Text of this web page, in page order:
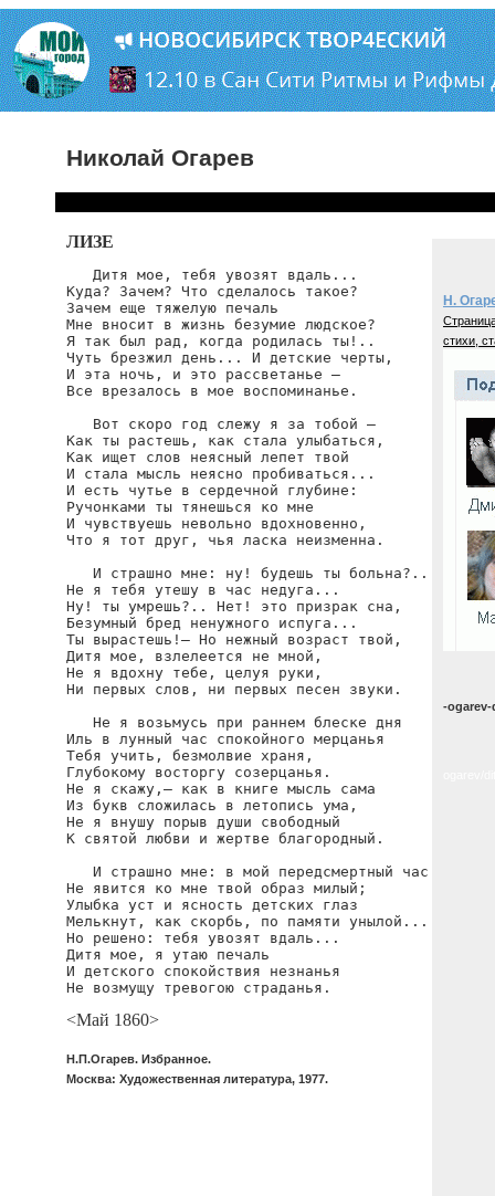
Николай Огарев
ЛИЗЕ
   Дитя мое, тебя увозят вдаль...
Куда? Зачем? Что сделалось такое?
Зачем еще тяжелую печаль
Мне вносит в жизнь безумие людское?
Я так был рад, когда родилась ты!..
Чуть брезжил день... И детские черты,
И эта ночь, и это рассветанье —
Все врезалось в мое воспоминанье.
   Вот скоро год слежу я за тобой —
Как ты растешь, как стала улыбаться,
Как ищет слов неясный лепет твой
И стала мысль неясно пробиваться...
И есть чутье в сердечной глубине:
Ручонками ты тянешься ко мне
И чувствуешь невольно вдохновенно,
Что я тот друг, чья ласка неизменна.
   И страшно мне: ну! будешь ты больна?..
Не я тебя утешу в час недуга...
Ну! ты умрешь?.. Нет! это призрак сна,
Безумный бред ненужного испуга...
Ты вырастешь!— Но нежный возраст твой,
Дитя мое, взлелеется не мной,
Не я вдохну тебе, целуя руки,
Ни первых слов, ни первых песен звуки.
   Не я возьмусь при раннем блеске дня
Иль в лунный час спокойного мерцанья
Тебя учить, безмолвие храня,
Глубокому восторгу созерцанья.
Не я скажу,— как в книге мысль сама
Из букв сложилась в летопись ума,
Не я внушу порыв души свободный
К святой любви и жертве благородный.
   И страшно мне: в мой передсмертный час
Не явится ко мне твой образ милый;
Улыбка уст и ясность детских глаз
Мелькнут, как скорбь, по памяти унылой...
Но решено: тебя увозят вдаль...
Дитя мое, я утаю печаль
И детского спокойствия незнанья
Не возмущу тревогою страданья.
<Май 1860>
Н.П.Огарев. Избранное.
Москва: Художественная литература, 1977.
Н.
стихи,
-ogarev-